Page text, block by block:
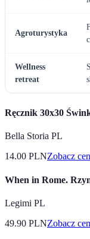
Agroturystyka
Wellness
retreat
Ręcznik 30x30
Bella Storia PL
14.00 PLNZobacz
When in Rome.
Legimi PL
49.90 PLNZobacz